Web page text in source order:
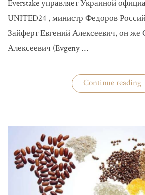
Everstake управляет Украиной
UNITED24 , министр Федоров
Зайферт Евгений Алексеевич, он
Алексеевич (Evgeny …
Continue reading